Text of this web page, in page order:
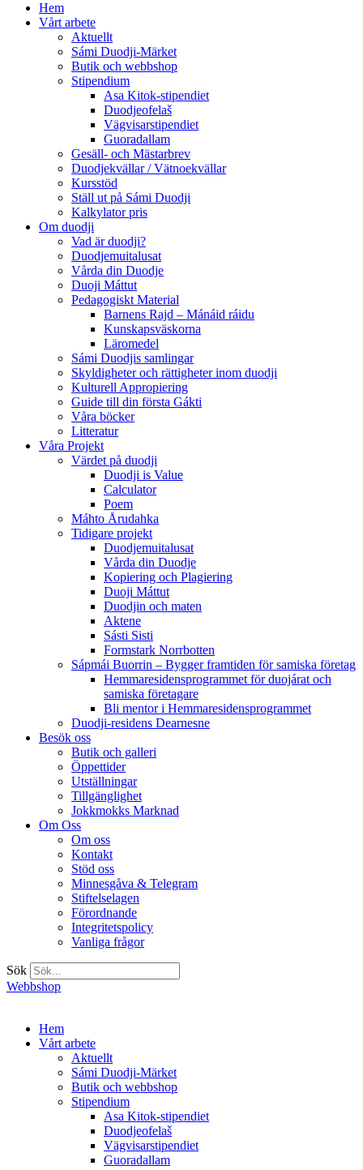
Hem
Vårt arbete
Aktuellt
Sámi Duodji-Märket
Butik och webbshop
Stipendium
Asa Kitok-stipendiet
Duodjeofelaš
Vägvisarstipendiet
Guoradallam
Gesäll- och Mästarbrev
Duodjekvällar / Vätnoekvällar
Kursstöd
Ställ ut på Sámi Duodji
Kalkylator pris
Om duodji
Vad är duodji?
Duodjemuitalusat
Vårda din Duodje
Duoji Máttut
Pedagogiskt Material
Barnens Rajd – Mánáid ráidu
Kunskapsväskorna
Läromedel
Sámi Duodjis samlingar
Skyldigheter och rättigheter inom duodji
Kulturell Appropiering
Guide till din första Gákti
Våra böcker
Litteratur
Våra Projekt
Värdet på duodji​
Duodji is Value
Calculator
Poem
Máhto Årudahka
Tidigare projekt
Duodjemuitalusat
Vårda din Duodje
Kopiering och Plagiering
Duoji Máttut
Duodjin och maten
Aktene
Sásti Sisti
Formstark Norrbotten
Sápmái Buorrin – Bygger framtiden för samiska företag
Hemmaresidensprogrammet för duojárat och
samiska företagare​
Bli mentor i Hemmaresidensprogrammet
Duodji-residens Dearnesne
Besök oss
Butik och galleri
Öppettider
Utställningar
Tillgänglighet
Jokkmokks Marknad
Om Oss
Om oss
Kontakt
Stöd oss
Minnesgåva & Telegram
Stiftelselagen
Förordnande
Integritetspolicy
Vanliga frågor
Sök
Webbshop
Hem
Vårt arbete
Aktuellt
Sámi Duodji-Märket
Butik och webbshop
Stipendium
Asa Kitok-stipendiet
Duodjeofelaš
Vägvisarstipendiet
Guoradallam